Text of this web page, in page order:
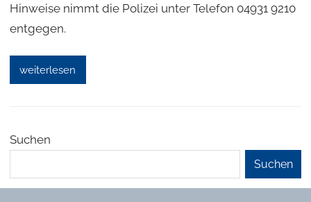
Hinweise nimmt die Polizei unter Telefon 04931 9210
entgegen.
weiterlesen
Suchen
Suchen